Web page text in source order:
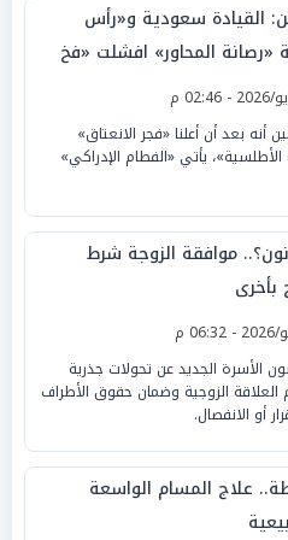
القيادة سعودية و«رأس
«رصانة المحاور» افشلت «فخ
أنه بعد أن أعلنا «فجر الانعتاق»
يأتي «الفطام الإدراكي»
موافقة الزوجة شرط
الأسرة الجديد عن تحولات جذرية
الزوجية وضمان حقوق الأطراف
أو الانفصال.
علاج المسام الواسعة